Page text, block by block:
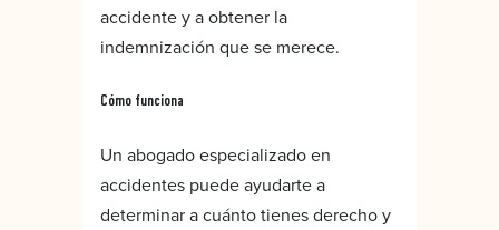
accidente y a obtener la
indemnización que se merece.
Cómo funciona
Un abogado especializado en
accidentes puede ayudarte a
determinar a cuánto tienes derecho y